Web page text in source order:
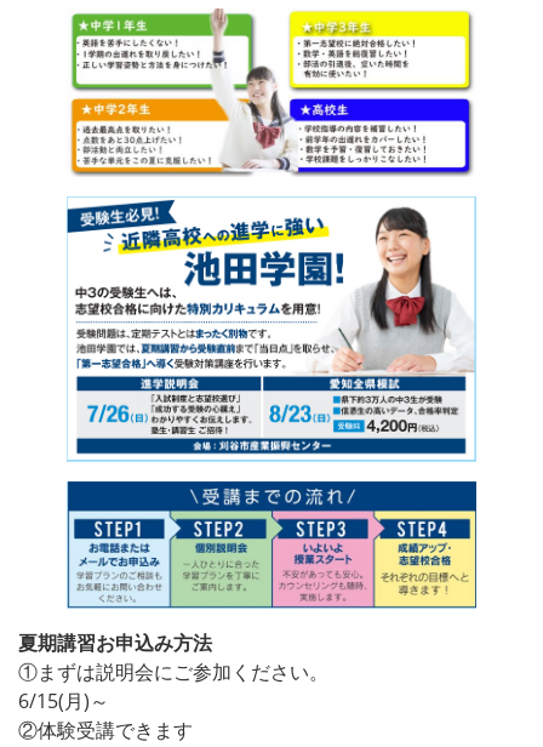
夏期講習お申込み方法
①まずは説明会にご参加ください。
6/15(月)～
②体験受講できます